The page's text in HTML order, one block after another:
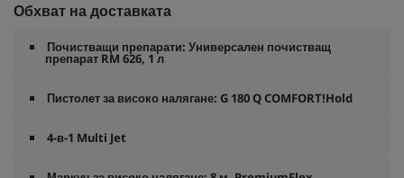
Обхват на доставката
Почистващи препарати: Универсален почистващ
препарат RM 626, 1 л
Пистолет за високо налягане: G 180 Q COMFORT!Hold
4-в-1 Multi Jet